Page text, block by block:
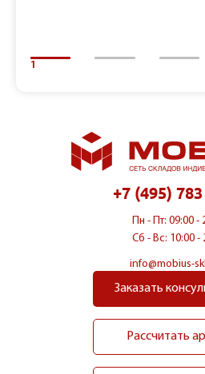
1
+7 (495)
Пн - Пт: 09:00 -
Сб - Вс: 10:00 -
info@mobius-
Заказать
Рассчитать